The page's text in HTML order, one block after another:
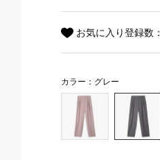
お気に入り登録数：
カラー：グレー